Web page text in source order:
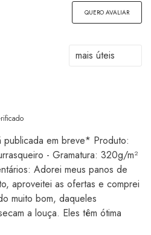
QUERO AVALIAR
publicada em breve* Produto:
- Gramatura: 320g/m²
Adorei meus panos de
aproveitei as ofertas e comprei
muito bom, daqueles
a louça. Eles têm ótima